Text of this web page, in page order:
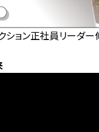
ション正社員リーダ